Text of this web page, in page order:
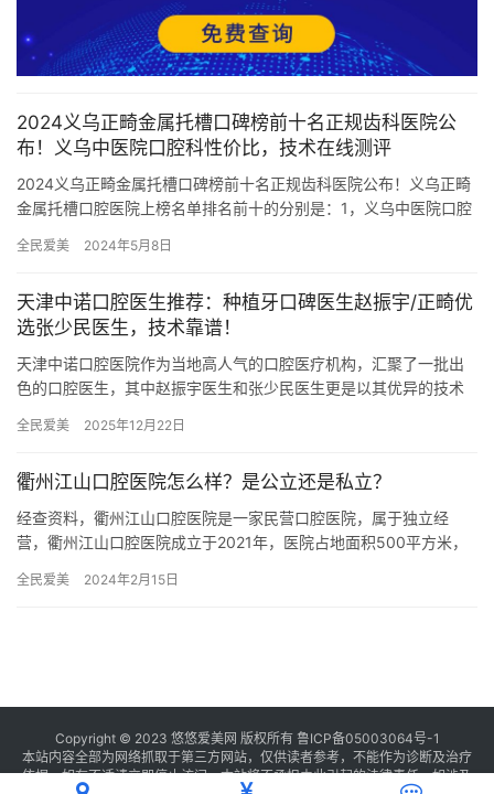
2024义乌正畸金属托槽口碑榜前十名正规齿科医院公
布！义乌中医院口腔科性价比，技术在线测评
2024义乌正畸金属托槽口碑榜前十名正规齿科医院公布！义乌正畸
金属托槽口腔医院上榜名单排名前十的分别是：1，义乌中医院口腔
全民爱美 2024年5月8日
天津中诺口腔医生推荐：种植牙口碑医生赵振宇/正畸优
选张少民医生，技术靠谱！
天津中诺口腔医院作为当地高人气的口腔医疗机构，汇聚了一批出
色的口腔医生，其中赵振宇医生和张少民医生更是以其优异的技术
下。 …
全民爱美 2025年12月22日
衢州江山口腔医院怎么样？是公立还是私立？
经查资料，衢州江山口腔医院是一家民营口腔医院，属于独立经
营，衢州江山口腔医院成立于2021年，医院占地面积500平方米，
牙、…
全民爱美 2024年2月15日
Copyright © 2023 悠悠爱美网 版权所有 鲁ICP备05003064号-1
本站内容全部为网络抓取于第三方网站，仅供读者参考，不能作为诊断及治疗
依据，如有不适请立即停止访问，本站将不承担由此引起的法律责任。如涉及